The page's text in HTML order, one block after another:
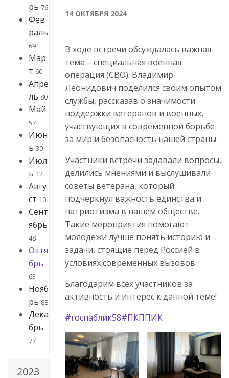
рь 76
Фев
раль
69
Мар
т 60
Апре
ль 80
Май
57
Июн
ь 30
Июл
ь 12
Авгу
ст 10
Сент
ябрь
48
Октя
брь
63
Нояб
рь 88
Дека
брь
77
2023
14 ОКТЯБРЯ 2024
В ходе встречи обсуждалась важная
тема – специальная военная
операция (СВО). Владимир
Леонидович поделился своим опытом
службы, рассказав о значимости
поддержки ветеранов и военных,
участвующих в современной борьбе
за мир и безопасность нашей страны.
Участники встречи задавали вопросы,
делились мнениями и выслушивали
советы ветерана, который
подчеркнул важность единства и
патриотизма в нашем обществе.
Такие мероприятия помогают
молодежи лучше понять историю и
задачи, стоящие перед Россией в
условиях современных вызовов.
Благодарим всех участников за
активность и интерес к данной теме!
#госпаблик58#ПКППИК